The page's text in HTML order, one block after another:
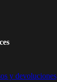
y devoluciones